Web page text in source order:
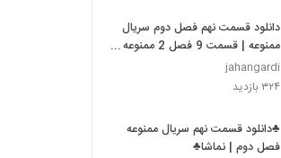
دانلود قسمت نهم فصل دوم سریال
ممنوعه | قسمت 9 فصل 2 ممنوعه
(سریال)(کامل) | فصل دوم سریال
ممنوعه HD
jahangardi
۳۲۴ بازدید
♣دانلود قسمت نهم سریال ممنوعه
فصل دوم | نماشا♣